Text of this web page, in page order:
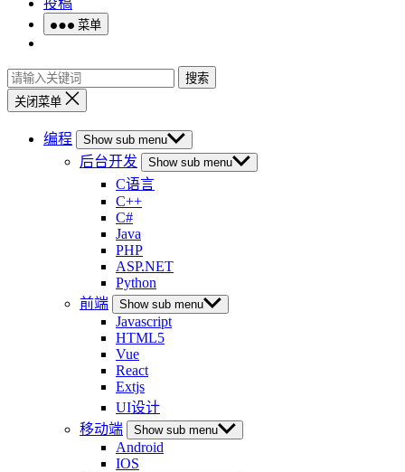
投稿
菜单
搜索
关闭菜单
编程 Show sub menu
后台开发 Show sub menu
C语言
C++
C#
Java
PHP
ASP.NET
Python
前端
Show sub menu
Javascript
HTML5
Vue
React
Extjs
UI设计
移动端
Show sub menu
Android
IOS